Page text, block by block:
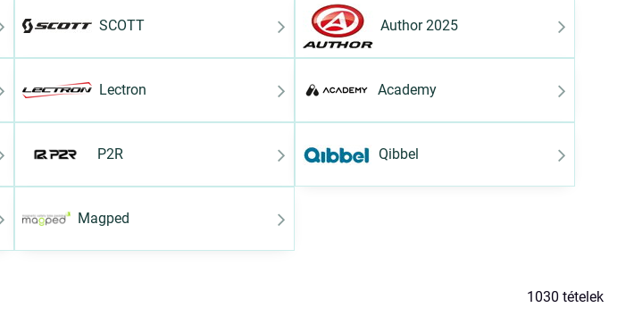
SCOTT Author 2025
Lectron Academy
P2R Qibbel
Magped
1030 tételek